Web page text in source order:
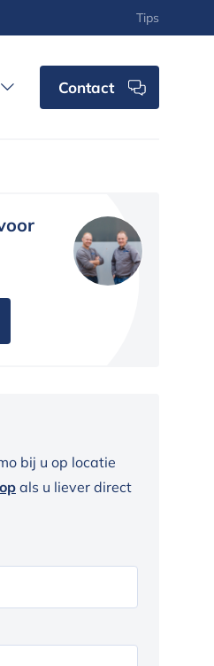
Tips
Contact
bij u op locatie
als u liever direct